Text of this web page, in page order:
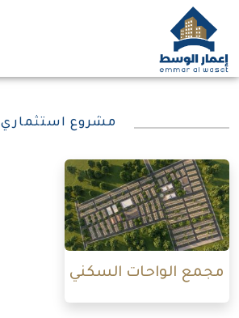
للمحتوى
مشروع استثماري
مجمع الواحات السكني